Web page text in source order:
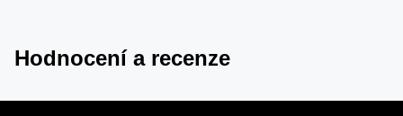
Hodnocení a recenze